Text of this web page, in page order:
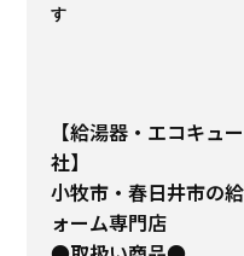
す
【給湯器・エコキュ
社】
小牧市・春日井市の
ォーム専門店